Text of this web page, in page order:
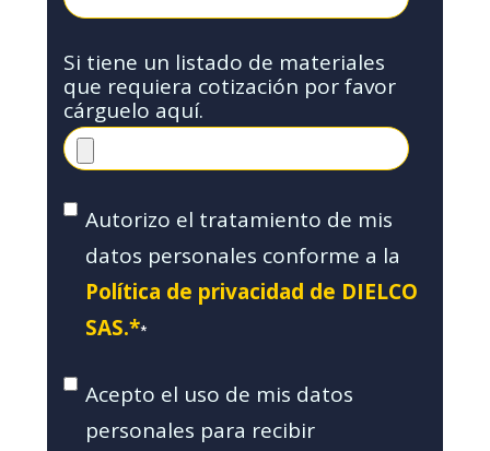
Si tiene un listado de materiales
que requiera cotización por favor
cárguelo aquí.
Autorizo el tratamiento de mis
datos personales conforme a la
Política de privacidad de DIELCO
SAS.**
Acepto el uso de mis datos
personales para recibir